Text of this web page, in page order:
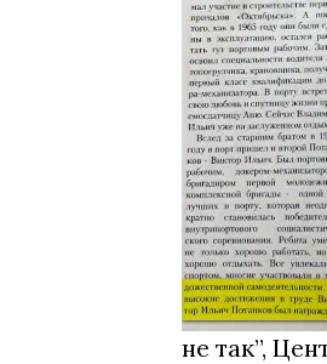
не так”,